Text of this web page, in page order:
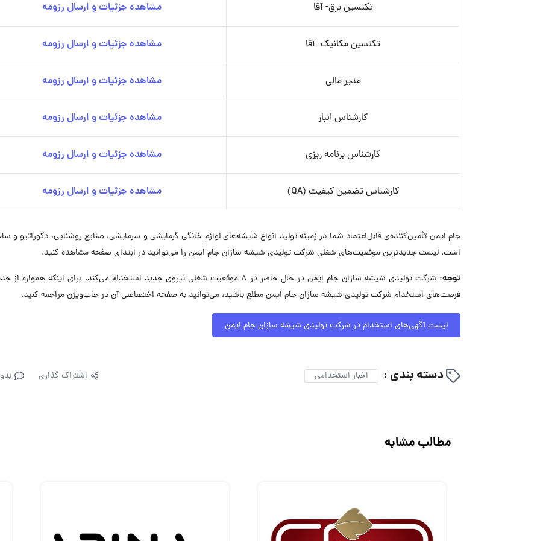
تکنسین برق- آقا مشاهده جزئیات و ارسال رزومه
تکنسین مکانیک- آقا مشاهده جزئیات و ارسال رزومه
مدیر مالی مشاهده جزئیات و ارسال رزومه
کارشناس انبار مشاهده جزئیات و ارسال رزومه
کارشناس برنامه ریزی مشاهده جزئیات و ارسال رزومه
کارشناس تضمین کیفیت (QA) مشاهده جزئیات و ارسال رزومه
جام ایمن تأمین‌کننده‌ی قابل‌اعتماد شما در زمینه تولید انواع شیشه‌های لوازم خانگی گرمایشی و سرمایشی، صنایع روشنایی، دکوراتیو و
است. لیست جدیدترین موقعیت‌های شغلی شرکت تولیدی شیشه سازان جام ایمن را می‌توانید در ابتدای صفحه مشاهده کنید.
توجه:
شرکت تولیدی شیشه سازان جام ایمن در حال حاضر در ۸ موقعیت شغلی نیروی جدید استخدام می‌کند. برای اینکه همواره
فرصت‌های استخدام شرکت تولیدی شیشه سازان جام ایمن مطلع باشید، می‌توانید به صفحه اختصاصی آن در جاب‌ویژن مراجعه کنید.
لیست آگهی‌های استخدام در شرکت تولیدی شیشه سازان جام ایمن
دسته بندی : اخبار استخدامی اشتراک گذاری
مطالب مشابه